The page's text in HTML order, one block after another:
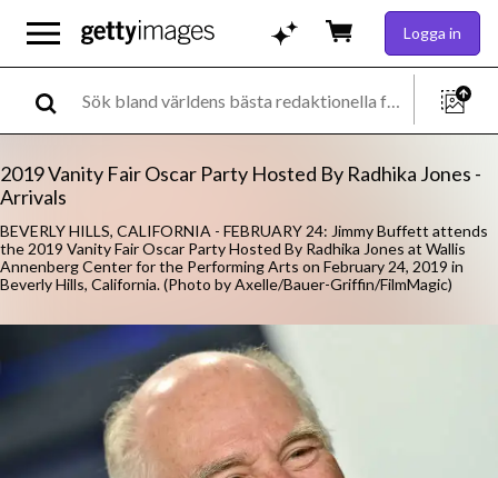
Logga in
2019 Vanity Fair Oscar Party Hosted By Radhika Jones -
Arrivals
BEVERLY HILLS, CALIFORNIA - FEBRUARY 24: Jimmy Buffett attends
the 2019 Vanity Fair Oscar Party Hosted By Radhika Jones at Wallis
Annenberg Center for the Performing Arts on February 24, 2019 in
Beverly Hills, California. (Photo by Axelle/Bauer-Griffin/FilmMagic)